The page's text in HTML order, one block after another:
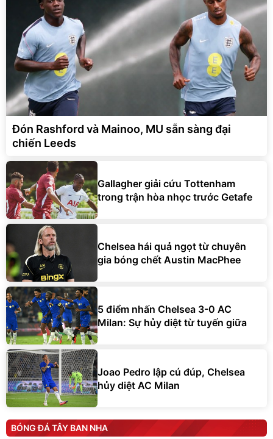
Đón Rashford và Mainoo, MU sẵn sàng đại
chiến Leeds
Gallagher giải cứu Tottenham
trong trận hòa nhọc trước Getafe
Chelsea hái quả ngọt từ chuyên
gia bóng chết Austin MacPhee
5 điểm nhấn Chelsea 3-0 AC
Milan: Sự hủy diệt từ tuyến giữa
Joao Pedro lập cú đúp, Chelsea
hủy diệt AC Milan
BÓNG ĐÁ TÂY BAN NHA